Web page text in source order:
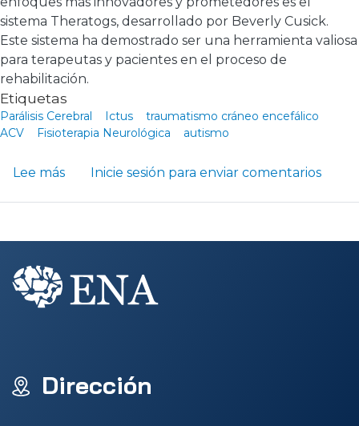
sistema Theratogs, desarrollado por Beverly Cusick.
Este sistema ha demostrado ser una herramienta valiosa
para terapeutas y pacientes en el proceso de
rehabilitación.
Etiquetas
Parálisis Cerebral Ictus
traumatismo cráneo encefálico
ACV
Fisioterapia Neurológica autismo
Lee mássobre El Sistema Theratogs: Una
Inicie sesión para enviar comentarios
Dirección